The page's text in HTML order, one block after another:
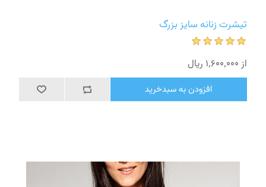
تیشرت زنانه سایز بزرگ
از 1٬600٬000 ریال
افزودن به سبدخرید